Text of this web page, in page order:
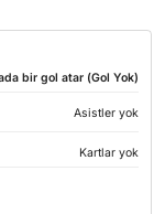
bir gol atar (Gol Yok)
Asistler yok
Kartlar yok